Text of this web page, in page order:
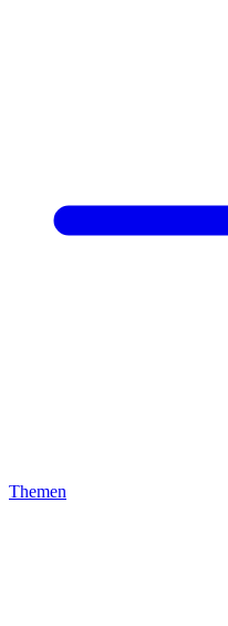
Themen